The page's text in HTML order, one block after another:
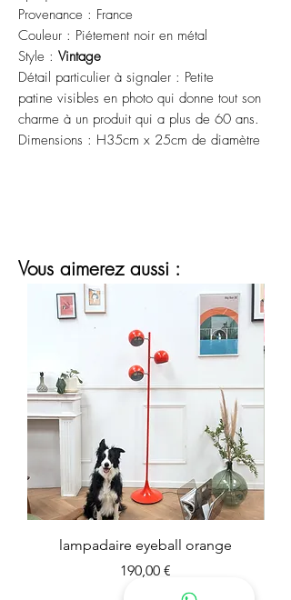
Provenance : France
Couleur : Piétement noir en métal
Style : Vintage
Détail particulier à signaler : Petite
patine visibles en photo qui donne tout son
charme à un produit qui a plus de 60 ans.
Dimensions : H35cm x 25cm de diamètre
Vous aimerez aussi :
lampadaire eyeball orange
Prix
190,00 €